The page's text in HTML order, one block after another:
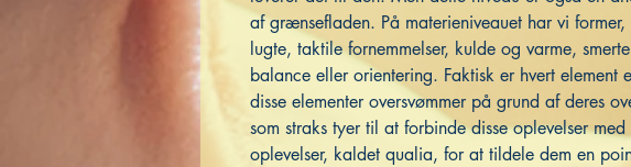
af grænsefladen. På materieniveauet har vi
lugte, taktile fornemmelser, kulde og varme,
balance eller orientering. Faktisk er hvert element
disse elementer oversvømmer på grund af deres
som straks tyer til at forbinde disse oplevelser
oplevelser, kaldet qualia, for at tildele dem en